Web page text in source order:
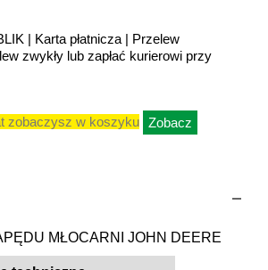
| Karta płatnicza | Przelew
zwykły lub zapłać kurierowi przy
zobaczysz w koszyku Zobacz
MŁOCARNI JOHN DEERE